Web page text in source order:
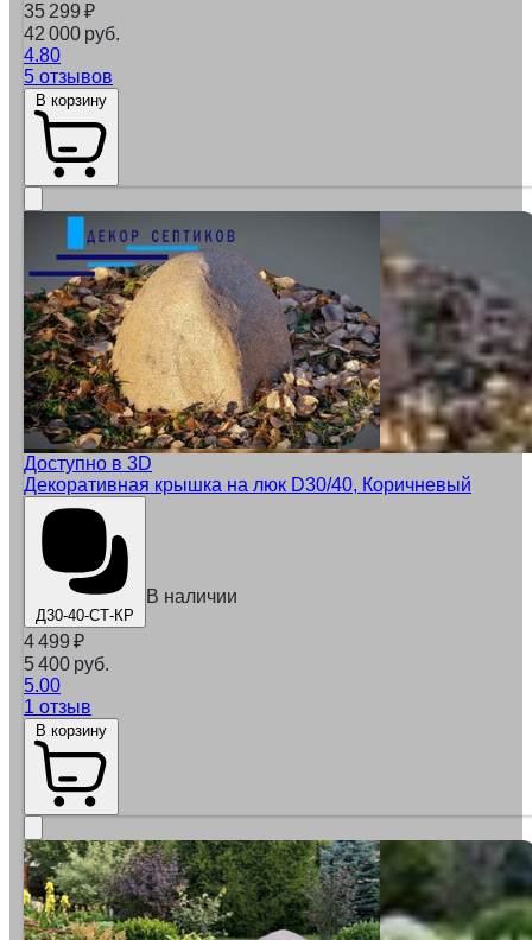
35 299 ₽
42 000 руб.
4.80
5 отзывов
Доступно в 3D
Декоративная крышка на люк D30/40, Коричневый
Д30-40-СТ-КР
В наличии
4 499 ₽
5 400 руб.
5.00
1 отзыв